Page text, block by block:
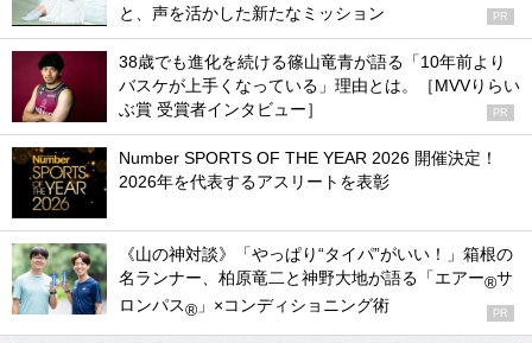
と、声を活かした新たなミッション
PR
38歳でも進化を続ける篠山竜青が語る「10年前より
バスケが上手くなっている」理由とは。［MVVりらい
ぶ賞 受賞者インタビュー］
PR
Number SPORTS OF THE YEAR 2026 開催決定！
2026年を代表するアスリートを表彰
《山の神対談》「やっぱり“タイパ”がいい！」箱根の
名ランナー、柏原竜二と神野大地が語る「エアー®サ
ロンパス® 」×コンディショニング術 PR